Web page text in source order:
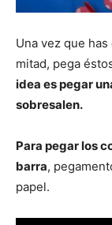
Una vez que
mitad, pega
idea es pegar
sobresalen.
Para pegar los
barra,
papel.